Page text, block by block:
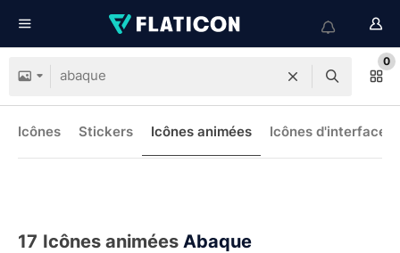
0
Icônes Stickers Icônes animées Icônes d'interface
17 Icônes animées Abaque